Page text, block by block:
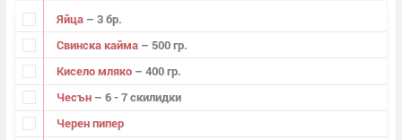
Яйца – 3 бр.
Свинска кайма – 500 гр.
Кисело мляко – 400 гр.
Чесън – 6 - 7 скилидки
Черен пипер